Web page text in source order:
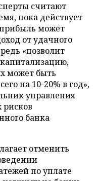
считают
пока действует
прибыль может
от удачного
«позволит
может быть
на 10-20% в год»,
управления
банка
отменить
по уплате